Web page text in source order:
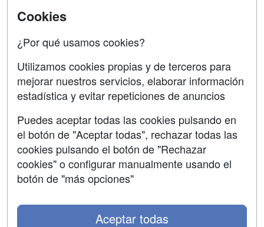
Acceso Centros
Contactar
Confidencialidad
Aviso legal
Copyleft
Cookies
¿Por qué usamos cookies?
Utilizamos cookies propias y de terceros para
mejorar nuestros servicios, elaborar información
estadística y evitar repeticiones de anuncios
Puedes aceptar todas las cookies pulsando en
el botón de "Aceptar todas", rechazar todas las
cookies pulsando el botón de "Rechazar
cookies" o configurar manualmente usando el
botón de "más opciones"
Aceptar todas